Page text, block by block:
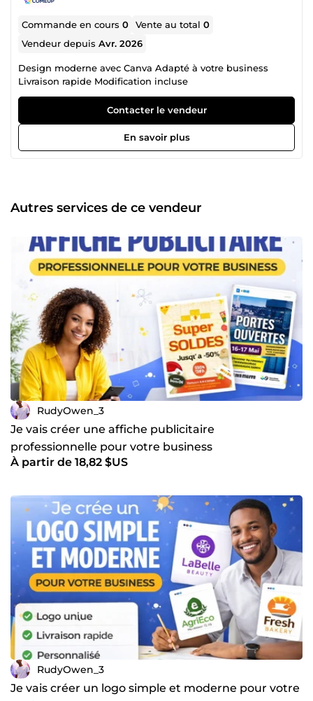
Commande en cours0 Vente au total0
Vendeur depuisAvr. 2026
Design moderne avec Canva Adapté à votre business
Livraison rapide Modification incluse
Contacter le vendeur
En savoir plus
Autres services de ce vendeur
RudyOwen_3
Je vais créer une affiche publicitaire
professionnelle pour votre business
À partir de 18,82 $US
RudyOwen_3
Je vais créer un logo simple et moderne pour votre